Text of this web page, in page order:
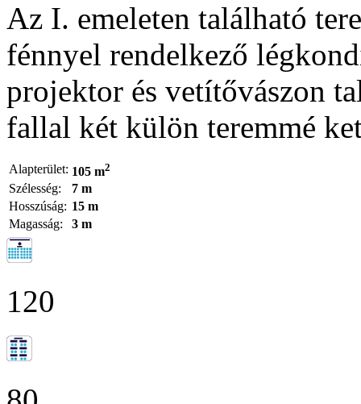
Az I. emeleten található
fénnyel rendelkező
projektor és vetítővászon
fallal két külön teremmé
Alapterület: 105 m2
Szélesség:
7 m
Hosszúság: 15 m
Magasság:
3 m
120